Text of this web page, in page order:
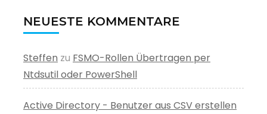
NEUESTE KOMMENTARE
Steffen zu FSMO-Rollen Übertragen per
Ntdsutil oder PowerShell
Active Directory - Benutzer aus CSV erstellen